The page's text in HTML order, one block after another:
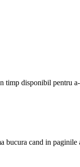
timp disponibil pentru
cand in